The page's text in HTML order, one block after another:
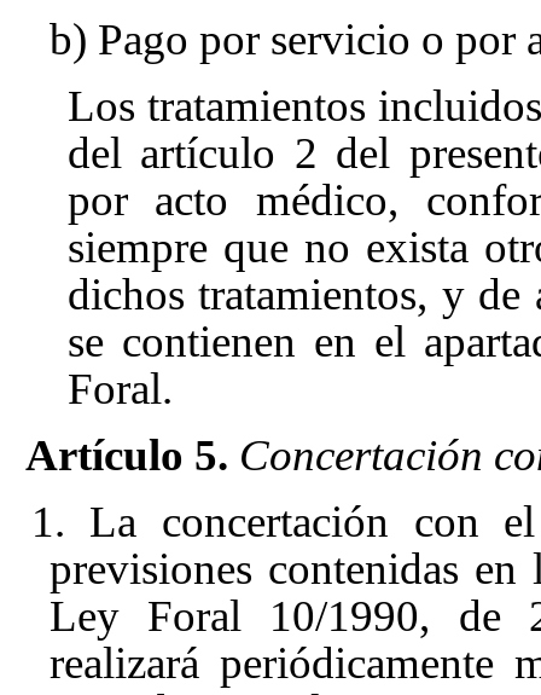
b) Pago por servicio o por
Los tratamientos
del artículo 2 del
por acto médico,
siempre que no exista
dichos tratamientos, y de
se contienen en el
Foral.
Artículo 5. Concertación
1. La concertación con
previsiones contenidas
Ley Foral 10/1990, de
realizará periódicamente